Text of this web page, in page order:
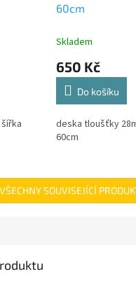
60cm
Skladem
650 Kč
Do košíku
deska tloušťky
60cm
SOUVISEJÍCÍ